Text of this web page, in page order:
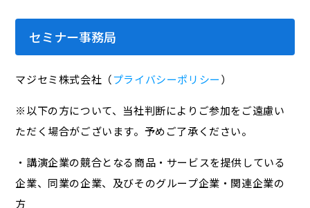
セミナー事務局
マジセミ株式会社（プライバシーポリシー）
※以下の方について、当社判断によりご参加をご遠慮い
ただく場合がございます。予めご了承ください。
・講演企業の競合となる商品・サービスを提供している
企業、同業の企業、及びそのグループ企業・関連企業の
方